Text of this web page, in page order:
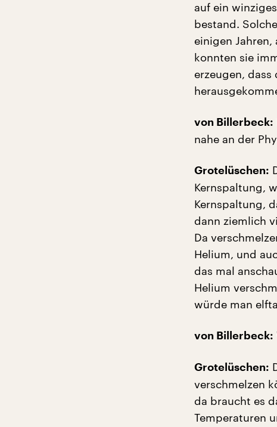
auf ein
bestand.
einigen
konnten sie
erzeugen,
von Billerbeck:
nahe an der
Grotelüschen:
Kernspaltung,
Kernspaltung,
dann ziemlich
Da
Helium, und
das mal
Helium
würde man
von Billerbeck:
Grotelüschen:
verschmelzen
da braucht es
Temperaturen